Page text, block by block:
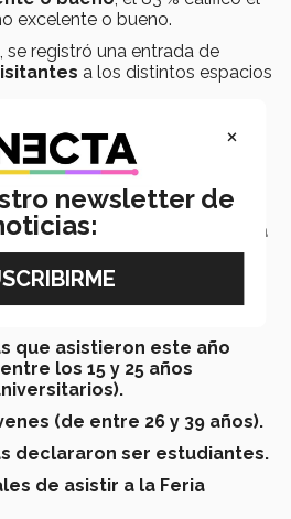
excelente o bueno.
se registró una entrada de
a los distintos espacios
que asistieron compraron
de 4 a 6 libros y el 5% más
han asistido por lo menos a
de la Feria.
de las últimas 10 ediciones.
de las últimas 15 ediciones.
que asistieron este año
los 15 y 25 años
(de entre 26 y 39 años).
declararon ser estudiantes.
de asistir a la Feria
×
newsletter de